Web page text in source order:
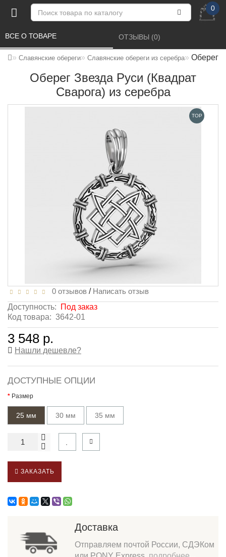
0
Славянские обереги Славянские обереги из серебра Оберег
Оберег Звезда Руси (Квадрат
Сварога) из серебра
ВСЕ О ТОВАРЕ ОТЗЫВЫ (0)
TOP
0 отзывов / Написать отзыв
Доступность:
Под заказ
Код товара: 3642-01
3 548 р.
Нашли дешевле?
ДОСТУПНЫЕ ОПЦИИ
Размер
25 мм 30 мм 35 мм
ЗАКАЗАТЬ
Доставка
Отправляем почтой России, СДЭКом